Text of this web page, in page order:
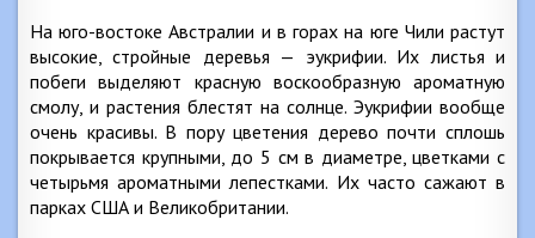
На юго-востоке Австралии и в горах на юге Чили растут
высокие, стройные деревья — эукрифии. Их листья и
побеги выделяют красную воскообразную ароматную
смолу, и растения блестят на солнце. Эукрифии вообще
очень красивы. В пору цветения дерево почти сплошь
покрывается крупными, до 5 см в диаметре, цветками с
четырьмя ароматными лепестками. Их часто сажают в
парках США и Великобритании.